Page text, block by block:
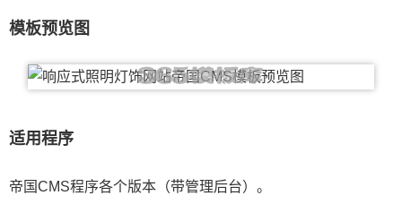
模板预览图
适用程序
帝国CMS程序各个版本（带管理后台）。